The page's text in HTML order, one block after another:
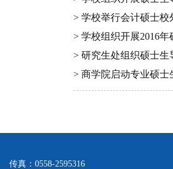
> 学校举行会计硕士
> 学校组织开展2016
> 研究生处组织硕士生
> 商学院启动专业硕
传真：0558-2595316